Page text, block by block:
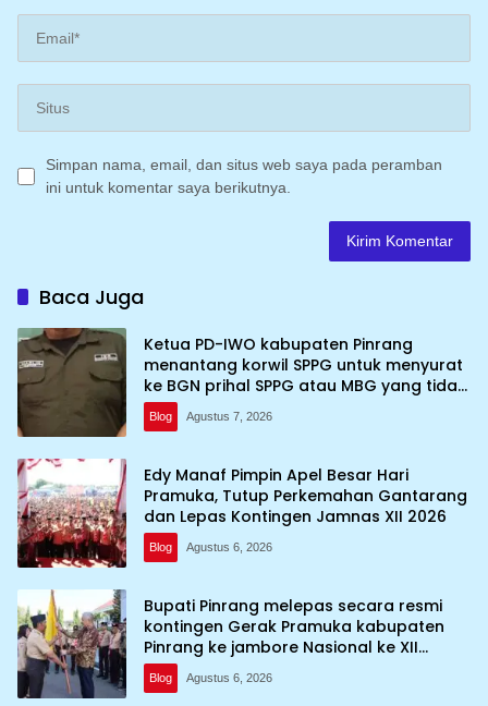
Simpan nama, email, dan situs web saya pada peramban
ini untuk komentar saya berikutnya.
Baca Juga
Ketua PD-IWO kabupaten Pinrang
menantang korwil SPPG untuk menyurat
ke BGN prihal SPPG atau MBG yang tidak
memenuhi syarat standar dan
persyaratan teknis
Blog Agustus 7, 2026
Edy Manaf Pimpin Apel Besar Hari
Pramuka, Tutup Perkemahan Gantarang
dan Lepas Kontingen Jamnas XII 2026
Blog Agustus 6, 2026
Bupati Pinrang melepas secara resmi
kontingen Gerak Pramuka kabupaten
Pinrang ke jambore Nasional ke XII
kebumi perkemahan Cibubur
Blog Agustus 6, 2026